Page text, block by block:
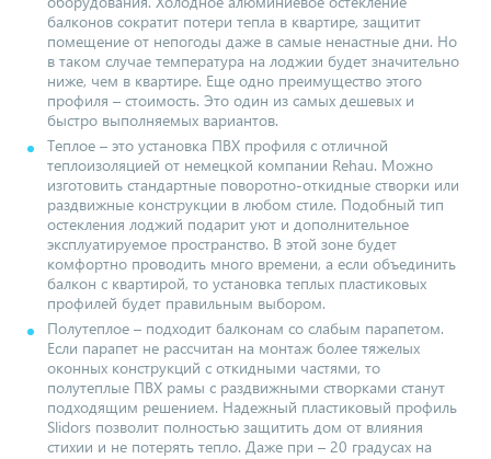
балконов сократит потери тепла в квартире, защитит
помещение от непогоды даже в самые ненастные дни. Но
в таком случае температура на лоджии будет значительно
ниже, чем в квартире. Еще одно преимущество этого
профиля – стоимость. Это один из самых дешевых и
быстро выполняемых вариантов.
Теплое – это установка ПВХ профиля с отличной
теплоизоляцией от немецкой компании Rehau. Можно
изготовить стандартные поворотно-откидные створки или
раздвижные конструкции в любом стиле. Подобный тип
остекления лоджий подарит уют и дополнительное
эксплуатируемое пространство. В этой зоне будет
комфортно проводить много времени, а если объединить
балкон с квартирой, то установка теплых пластиковых
профилей будет правильным выбором.
Полутеплое – подходит балконам со слабым парапетом.
Если парапет не рассчитан на монтаж более тяжелых
оконных конструкций с откидными частями, то
полутеплые ПВХ рамы с раздвижными створками станут
подходящим решением. Надежный пластиковый профиль
Slidors позволит полностью защитить дом от влияния
стихии и не потерять тепло. Даже при – 20 градусах на